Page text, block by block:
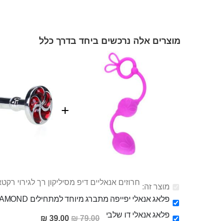
מוצרים אלה נרכשים ביחד בדרך כלל
מוצר זה:
חרוזים אנאליים דיפ מסיליקון רך לגירוי
פלאג אנאלי יפייפה מתברג מיוחד למתחילים DIAMOND
פלאג אנאלי דו שלבי
79.00 ₪ מחיר
39.00 ₪